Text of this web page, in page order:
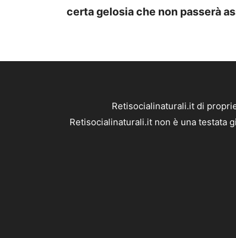
certa gelosia che non passerà
Retisocialinaturali.it di
Retisocialinaturali.it non è una testata